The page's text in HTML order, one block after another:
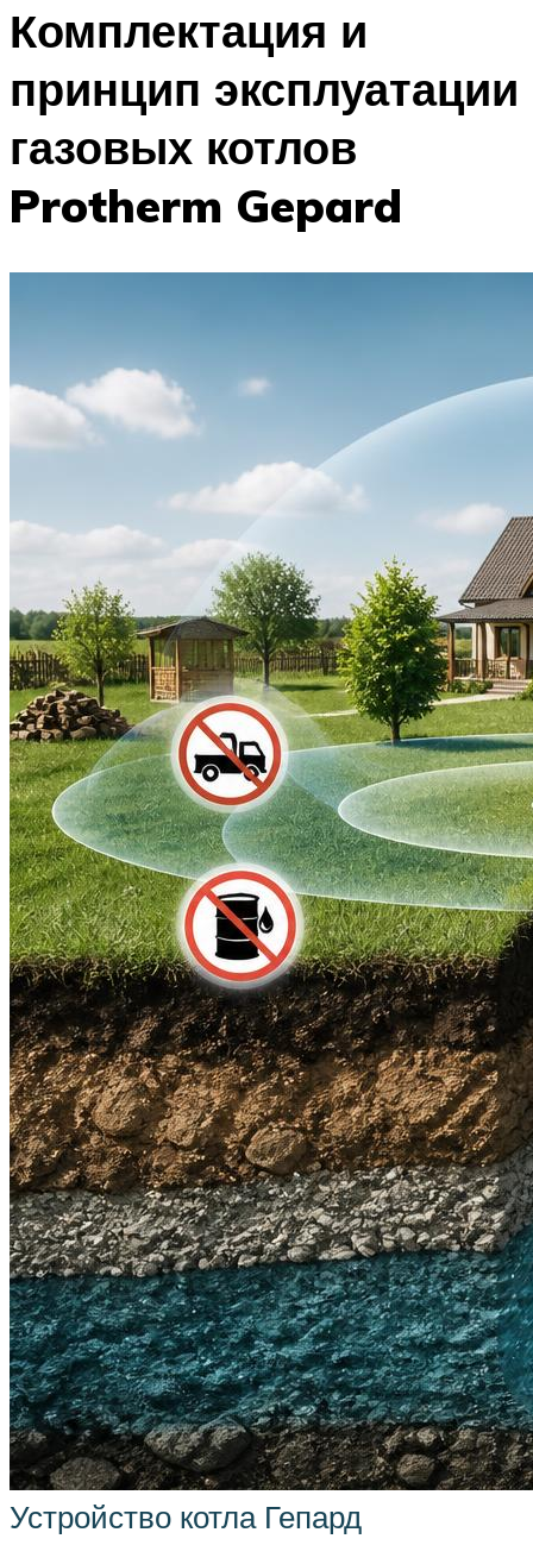
Комплектация и
принцип эксплуатации
газовых котлов
Protherm Gepard
Устройство котла Гепард